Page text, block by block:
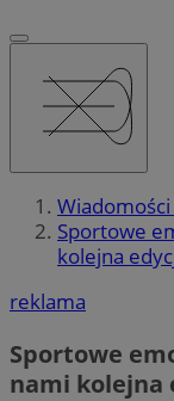
Sportowe
kolejna
reklama
Sportowe
nami kolejna